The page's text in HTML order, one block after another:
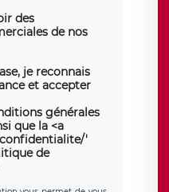
des
de nos
je reconnais
et accepter
générales
que la <a
'
de